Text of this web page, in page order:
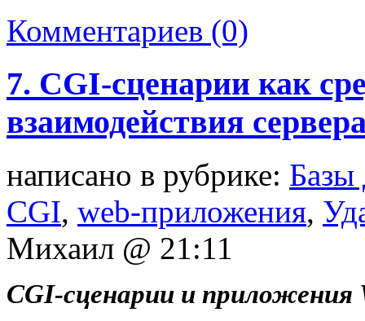
Комментариев (0)
7. CGI-сценарии как
взаимодействия
написано в рубрике:
CGI, web-приложения,
Михаил @ 21:11
CGI-сценарии и приложения